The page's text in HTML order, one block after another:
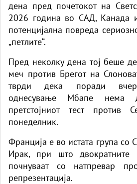
дена пред почетокот на
2026 година во САД, Канада
потенцијална повреда
„петлите“.
Пред неколку дена тој беше
меч против Брегот на
тврди дека поради
однесување Мбапе нема
претстојниот тест против
понеделник.
Франција е во истата група со
Ирак, при што двократните
почнуваат со натпревар
репрезентација.